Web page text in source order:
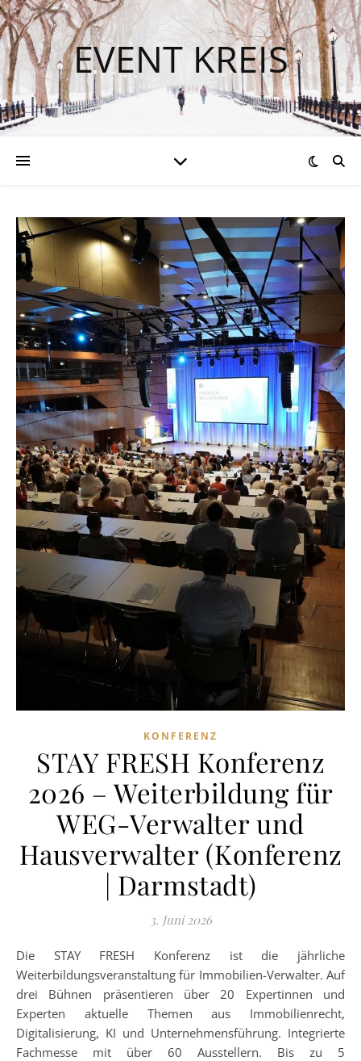
EVENT KREIS
KONFERENZ
STAY FRESH Konferenz
2026 – Weiterbildung für
WEG-Verwalter und
Hausverwalter (Konferenz
| Darmstadt)
3. Juni 2026
Die STAY FRESH Konferenz ist die jährliche
Weiterbildungsveranstaltung für Immobilien-Verwalter. Auf
drei Bühnen präsentieren über 20 Expertinnen und
Experten aktuelle Themen aus Immobilienrecht,
Digitalisierung, KI und Unternehmensführung. Integrierte
Fachmesse mit über 60 Ausstellern. Bis zu 5